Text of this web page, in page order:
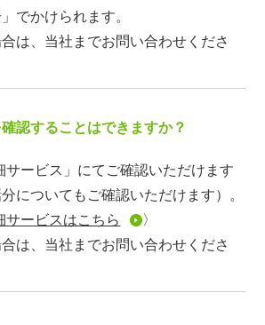
でかけられます。
は、当社までお問い合わせくださ
認することはできますか？
サービス」にてご確認いただけます
分についてもご確認いただけます）。
サービスはこちら
〉
は、当社までお問い合わせくださ